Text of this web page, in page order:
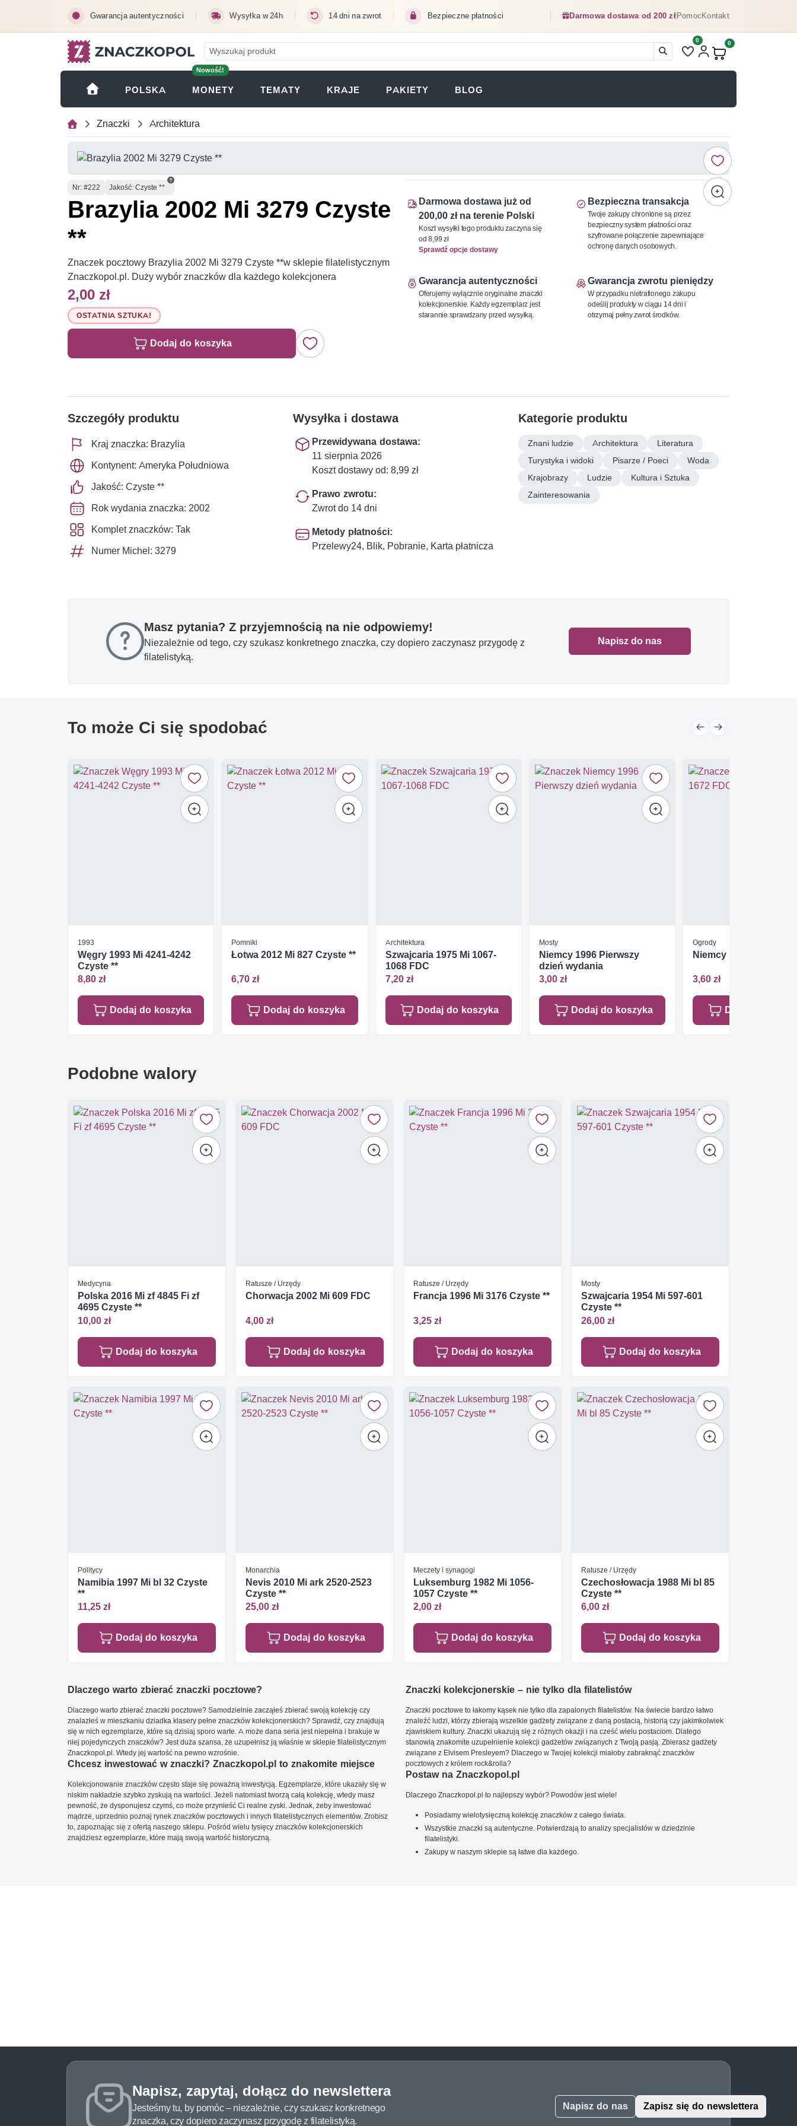
Gwarancja autentyczności Wysyłka w 24h 14 dni na zwrot Bezpieczne płatności Darmowa dostawa od 200 złPomocKontakt
Liczba pozycji na liście
0
Produkty w koszyku:
0
POLSKA
Nowość!
MONETY (OTWIERA SIĘ W NOWEJ KARCIE)
TEMATY KRAJE PAKIETY BLOG
Znaczki Architektura
Numer
Nr: #222 Jakość: Czyste **
Brazylia 2002 Mi 3279 Czyste
**
Znaczek pocztowy Brazylia 2002 Mi 3279 Czyste **w sklepie filatelistycznym
Znaczkopol.pl. Duży wybór znaczków dla każdego kolekcjonera
2,00 zł
OSTATNIA SZTUKA!
Dodaj do koszyka
Darmowa dostawa już od
200,00 zł na terenie Polski
Koszt wysyłki tego produktu zaczyna się
od 8,99 zł
Sprawdź opcje dostawy
Bezpieczna transakcja
Twoje zakupy chronione są przez
bezpieczny system płatności oraz
szyfrowane połączenie zapewniające
ochronę danych osobowych.
Gwarancja autentyczności
Oferujemy wyłącznie oryginalne znaczki
kolekcjonerskie. Każdy egzemplarz jest
starannie sprawdzany przed wysyłką.
Gwarancja zwrotu pieniędzy
W przypadku nietrafionego zakupu
odeślij produkty w ciągu 14 dni i
otrzymaj pełny zwrot środków.
Szczegóły produktu
Kraj znaczka: Brazylia
Kontynent: Ameryka Południowa
Jakość: Czyste **
Rok wydania znaczka: 2002
Komplet znaczków: Tak
Numer Michel: 3279
Wysyłka i dostawa
Przewidywana dostawa:
11 sierpnia 2026
Koszt dostawy od: 8,99 zł
Prawo zwrotu:
Zwrot do 14 dni
Metody płatności:
Przelewy24, Blik, Pobranie, Karta płatnicza
Kategorie produktu
Znani ludzie Architektura
Literatura
Turystyka i widoki
Pisarze / Poeci
Woda
Krajobrazy
Ludzie
Kultura i Sztuka
Zainteresowania
Masz pytania? Z przyjemnością na nie odpowiemy!
Niezależnie od tego, czy szukasz konkretnego znaczka, czy dopiero zaczynasz przygodę z
filatelistyką.
Napisz do nas
To może Ci się spodobać
1993
Węgry 1993 Mi 4241-4242
Czyste **
8,80 zł
Dodaj do koszyka
Pomniki
Łotwa 2012 Mi 827 Czyste **
6,70 zł
Dodaj do koszyka
Architektura
Szwajcaria 1975 Mi 1067-
1068 FDC
7,20 zł
Dodaj do koszyka
Mosty
Niemcy 1996 Pierwszy
dzień wydania
3,00 zł
Dodaj do koszyka
Ogrody
Niemcy 1993 Mi 1672
3,60 zł
Dodaj do
Podobne walory
Medycyna
Polska 2016 Mi zf 4845 Fi zf
4695 Czyste **
10,00 zł
Dodaj do koszyka
Ratusze / Urzędy
Chorwacja 2002 Mi 609 FDC
4,00 zł
Dodaj do koszyka
Ratusze / Urzędy
Francja 1996 Mi 3176 Czyste **
3,25 zł
Dodaj do koszyka
Mosty
Szwajcaria 1954 Mi 597-601
Czyste **
26,00 zł
Dodaj do koszyka
Politycy
Namibia 1997 Mi bl 32 Czyste
**
11,25 zł
Dodaj do koszyka
Monarchia
Nevis 2010 Mi ark 2520-2523
Czyste **
25,00 zł
Dodaj do koszyka
Meczety i synagogi
Luksemburg 1982 Mi 1056-
1057 Czyste **
2,00 zł
Dodaj do koszyka
Ratusze / Urzędy
Czechosłowacja 1988 Mi bl 85
Czyste **
6,00 zł
Dodaj do koszyka
Dlaczego warto zbierać znaczki pocztowe?
Dlaczego warto zbierać znaczki pocztowe? Samodzielnie zacząłeś zbierać swoją kolekcję czy
znalazłeś w mieszkaniu dziadka klasery pełne znaczków kolekcjonerskich? Sprawdź, czy znajdują
się w nich egzemplarze, które są dzisiaj sporo warte. A może dana seria jest niepełna i brakuje w
niej pojedynczych znaczków? Jest duża szansa, że uzupełnisz ją właśnie w sklepie filatelistycznym
Znaczkopol.pl. Wtedy jej wartość na pewno wzrośnie.
Chcesz inwestować w znaczki? Znaczkopol.pl to znakomite miejsce
Kolekcjonowanie znaczków często staje się poważną inwestycją. Egzemplarze, które ukazały się w
niskim nakładzie szybko zyskują na wartości. Jeżeli natomiast tworzą całą kolekcję, wtedy masz
pewność, że dysponujesz czymś, co może przynieść Ci realne zyski. Jednak, żeby inwestować
mądrze, uprzednio poznaj rynek znaczków pocztowych i innych filatelistycznych elementów. Zrobisz
to, zapoznając się z ofertą naszego sklepu. Pośród wielu tysięcy znaczków kolekcjonerskich
znajdziesz egzemplarze, które mają swoją wartość historyczną.
Znaczki kolekcjonerskie – nie tylko dla filatelistów
Znaczki pocztowe to łakomy kąsek nie tylko dla zapalonych filatelistów. Na świecie bardzo łatwo
znaleźć ludzi, którzy zbierają wszelkie gadżety związane z daną postacią, historią czy jakimkolwiek
zjawiskiem kultury. Znaczki ukazują się z różnych okazji i na cześć wielu postaciom. Dlatego
stanowią znakomite uzupełnienie kolekcji gadżetów związanych z Twoją pasją. Zbierasz gadżety
związane z Elvisem Presleyem? Dlaczego w Twojej kolekcji miałoby zabraknąć znaczków
pocztowych z królem rock&rolla?
Postaw na Znaczkopol.pl
Dlaczego Znaczkopol.pl to najlepszy wybór? Powodów jest wiele!
Posiadamy wielotysięczną kolekcję znaczków z całego świata.
Wszystkie znaczki są autentyczne. Potwierdzają to analizy specjalistów w dziedzinie
filatelistyki.
Zakupy w naszym sklepie są łatwe dla każdego.
Napisz, zapytaj, dołącz do newslettera
Jesteśmy tu, by pomóc – niezależnie, czy szukasz konkretnego
znaczka, czy dopiero zaczynasz przygodę z filatelistyką.
Napisz do nas Zapisz się do newslettera